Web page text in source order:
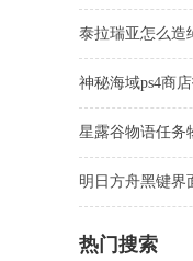
泰拉瑞亚怎么造
神秘海域ps4商
星露谷物语任务
明日方舟黑键界
热门搜索